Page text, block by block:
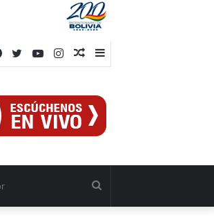
Barra
Publicación
azar
Instagram
YouTube
Twitter
Facebook